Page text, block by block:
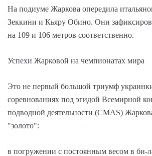
На подиуме Жаркова опередила
Зеккини и Кьяру Обино. Они
на 109 и 106 метров соответственно.
Успехи Жарковой на чемпионатах мира
Это не первый большой триумф
соревнованиях под эгидой Всемирной
подводной деятельности (CMAS)
"золото":
в погружении с постоянным весом в би-